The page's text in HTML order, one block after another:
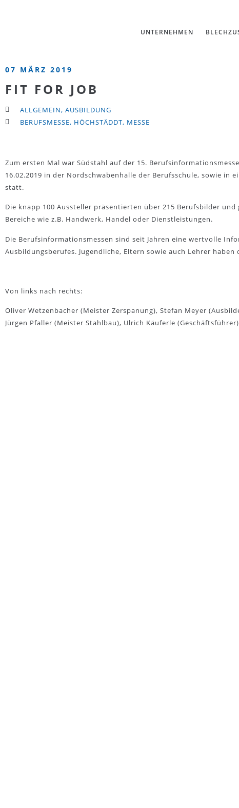
UNTERNEHMEN
07 MÄRZ 2019
FIT FOR JOB
ALLGEMEIN, AUSBILDUNG
BERUFSMESSE, HÖCHSTÄDDT, MESSE
Zum ersten Mal war Südstahl auf der 15.
16.02.2019 in der Nordschwabenhalle der Berufsschule, sowie in
statt.
Die knapp 100 Aussteller präsentierten über 215 Berufsbilder
Bereiche wie z.B. Handwerk, Handel oder Dienstleistungen.
Die Berufsinformationsmessen sind seit Jahren eine wertvolle
Ausbildungsberufes. Jugendliche, Eltern sowie auch Lehrer
Von links nach rechts:
Oliver Wetzenbacher (Meister Zerspanung), Stefan Meyer
Jürgen Pfaller (Meister Stahlbau), Ulrich Käuferle (Geschäftsführer)